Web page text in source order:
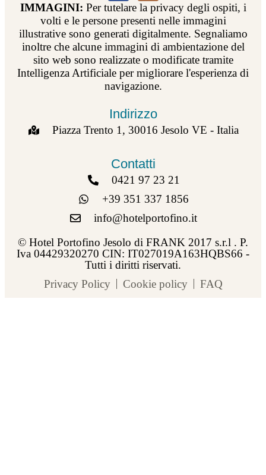
IMMAGINI: Per tutelare la privacy degli ospiti, i
volti e le persone presenti nelle immagini
illustrative sono generati digitalmente. Segnaliamo
inoltre che alcune immagini di ambientazione del
sito web sono realizzate o modificate tramite
Intelligenza Artificiale per migliorare l'esperienza di
navigazione.
Indirizzo
Piazza Trento 1, 30016 Jesolo VE - Italia
Contatti
0421 97 23 21
+39 351 337 1856
info@hotelportofino.it
© Hotel Portofino Jesolo di FRANK 2017 s.r.l . P.
Iva 04429320270 CIN: IT027019A163HQBS66 -
Tutti i diritti riservati.
Privacy Policy
Cookie policy FAQ